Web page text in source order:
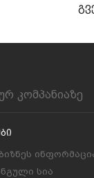
კომპანიაზე
სია